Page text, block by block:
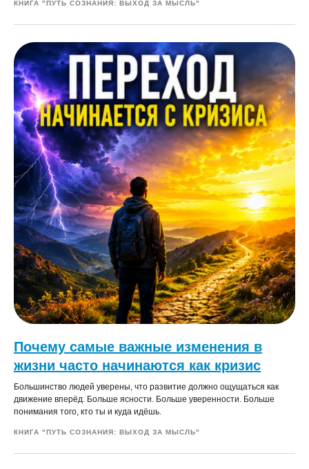
КНИГА "ПУТЬ СОЗНАНИЯ: ВЫХОД ЗА МЫСЛЬ"
Почему самые важные изменения в
жизни часто начинаются как кризис
Большинство людей уверены, что развитие должно ощущаться как
движение вперёд. Больше ясности. Больше уверенности. Больше
понимания того, кто ты и куда идёшь.
КНИГА "ПУТЬ СОЗНАНИЯ: ВЫХОД ЗА МЫСЛЬ"